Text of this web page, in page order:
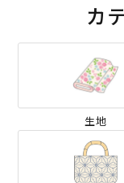
カ
生地